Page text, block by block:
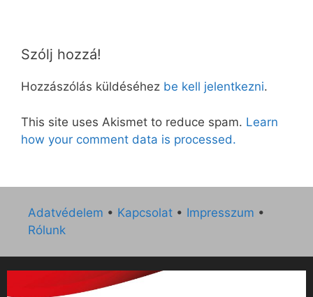
Szólj hozzá!
Hozzászólás küldéséhez be kell jelentkezni.
This site uses Akismet to reduce spam. Learn
how your comment data is processed.
Adatvédelem • Kapcsolat • Impresszum •
Rólunk